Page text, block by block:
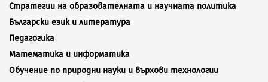
Стратегии на образователната и научната политика
Български език и литература
Педагогика
Математика и информатика
Обучение по природни науки и върхови технологии